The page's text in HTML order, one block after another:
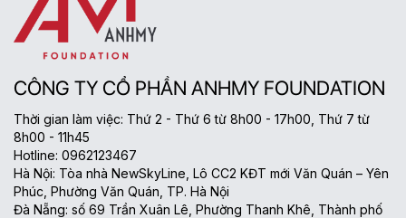
CÔNG TY CỔ PHẦN ANHMY FOUNDATION
Thời gian làm việc: Thứ 2 - Thứ 6 từ 8h00 - 17h00, Thứ 7 từ
8h00 - 11h45
Hotline: 0962123467
Hà Nội: Tòa nhà NewSkyLine, Lô CC2 KĐT mới Văn Quán – Yên
Phúc, Phường Văn Quán, TP. Hà Nội
Đà Nẵng: số 69 Trần Xuân Lê, Phường Thanh Khê, Thành phố